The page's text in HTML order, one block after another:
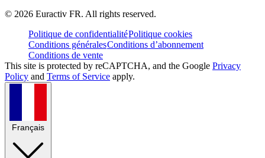
© 2026 Euractiv FR. All rights reserved.
Politique de confidentialitéPolitique cookies
Conditions généralesConditions d’abonnement
Conditions de vente
This site is protected by reCAPTCHA, and the Google Privacy
Policy and Terms of Service apply.
Français